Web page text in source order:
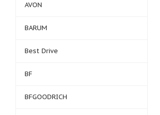
AVON
BARUM
Best Drive
BF
BFGOODRICH